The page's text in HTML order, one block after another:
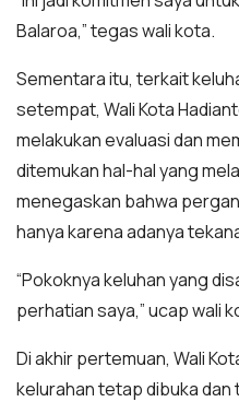
Balaroa,” tegas wali kota.
Sementara itu, terkait
setempat, Wali Kota
melakukan evaluasi dan
ditemukan hal-hal yang
menegaskan bahwa
hanya karena adanya
“Pokoknya keluhan yang
perhatian saya,” ucap wali
Di akhir pertemuan, Wali
kelurahan tetap dibuka